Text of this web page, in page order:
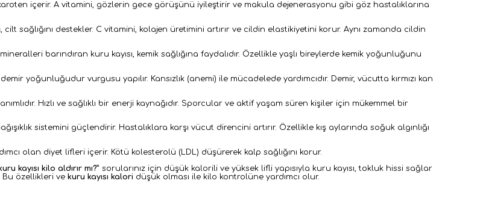
içerir. A vitamini, gözlerin gece görüşünü iyileştirir ve makula dejenerasyonu gibi göz hastalıklarına
cilt sağlığını destekler. C vitamini, kolajen üretimini artırır ve cildin elastikiyetini korur. Aynı zamanda cildin
barındıran kuru kayısı, kemik sağlığına faydalıdır. Özellikle yaşlı bireylerde kemik yoğunluğunu
demir yoğunluğudur vurgusu yapılır. Kansızlık (anemi) ile mücadelede yardımcıdır. Demir, vücutta kırmızı kan
Hızlı ve sağlıklı bir enerji kaynağıdır. Sporcular ve aktif yaşam süren kişiler için mükemmel bir
sistemini güçlendirir. Hastalıklara karşı vücut direncini artırır. Özellikle kış aylarında soğuk algınlığı
olan diyet lifleri içerir. Kötü kolesterolü (LDL) düşürerek kalp sağlığını korur.
kayısı kilo aldırır mı?” sorularınız için düşük kalorili ve yüksek lifli yapısıyla kuru kayısı, tokluk hissi sağlar
Bu özellikleri ve kuru kayısı kalori düşük olması ile kilo kontrolüne yardımcı olur.